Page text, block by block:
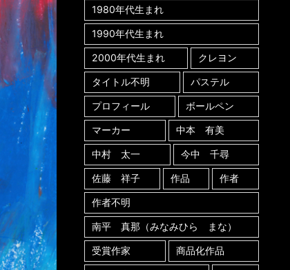
1980年代生まれ
1990年代生まれ
2000年代生まれ クレヨン
タイトル不明 パステル
プロフィール ボールペン
マーカー 中本 有美
中村 太一 今中 千尋
佐藤 祥子 作品 作者
作者不明
南平 真那（みなみひら まな）
受賞作家 商品化作品